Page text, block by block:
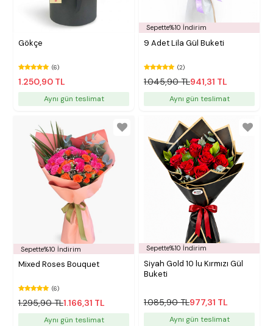
Gökçe
(6)
1.250,90 TL
Aynı gün teslimat
Sepette%10 İndirim
9 Adet Lila Gül Buketi
(2)
1.045,90 TL941,31 TL
Aynı gün teslimat
Sepette%10 İndirim
Mixed Roses Bouquet
(6)
1.295,90 TL1.166,31 TL
Aynı gün teslimat
Sepette%10 İndirim
Siyah Gold 10 lu Kırmızı Gül
Buketi
1.085,90 TL977,31 TL
Aynı gün teslimat